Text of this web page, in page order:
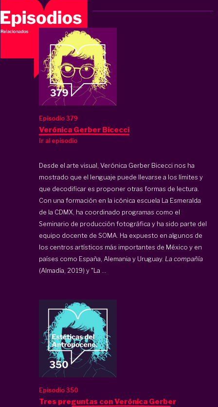
Episodio 379
Verónica Gerber Bicecci
Ir al episodio
Desde el arte visual, Verónica Gerber Bicecci nos ha
mostrado que el lenguaje puede llevarse a los límites y
que decodificar es proponer otras formas de lectura.
Con una formación en la icónica escuela La Esmeralda
de la CDMX, ha coordinado programas como el
Seminario de producción fotográfica y ha sido parte del
equipo docente de SOMA. Ha expuesto en algunos de
los centros artísticos más importantes de México y en
países como España, Alemania y Uruguay. La compañía
(Almadía, 2019) y "La ...
Episodio 350
Tres preguntas con Verónica Gerber